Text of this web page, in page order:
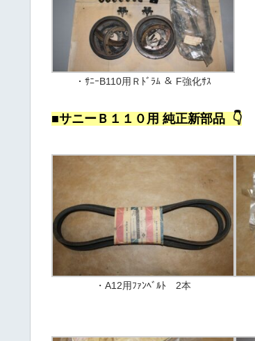
・ｻﾆｰB110用Ｒﾄﾞﾗﾑ ＆ F強化ｻｽ
■サニーＢ１１０用 純正新部品 👇
・A12用ﾌｧﾝﾍﾞﾙﾄ 2本